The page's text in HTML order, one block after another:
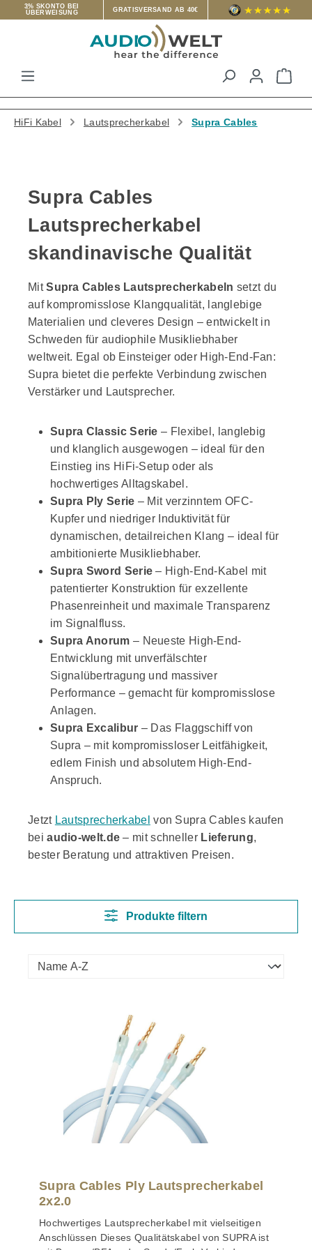
3% SKONTO BEI
ÜBERWEISUNG
GRATISVERSAND AB 40€
HiFi Kabel Lautsprecherkabel Supra Cables
Supra Cables
Lautsprecherkabel
skandinavische Qualität
MitSupra Cables Lautsprecherkabeln setzt du
auf kompromisslose Klangqualität, langlebige
Materialien und cleveres Design – entwickelt in
Schweden für audiophile Musikliebhaber
weltweit. Egal ob Einsteiger oder High-End-Fan:
Supra bietet die perfekte Verbindung zwischen
Verstärker und Lautsprecher.
Supra Classic Serie – Flexibel, langlebig
und klanglich ausgewogen – ideal für den
Einstieg ins HiFi-Setup oder als
hochwertiges Alltagskabel.
Supra Ply Serie – Mit verzinntem OFC-
Kupfer und niedriger Induktivität für
dynamischen, detailreichen Klang – ideal für
ambitionierte Musikliebhaber.
Supra Sword Serie – High-End-Kabel mit
patentierter Konstruktion für exzellente
Phasenreinheit und maximale Transparenz
im Signalfluss.
Supra Anorum – Neueste High-End-
Entwicklung mit unverfälschter
Signalübertragung und massiver
Performance – gemacht für kompromisslose
Anlagen.
Supra Excalibur – Das Flaggschiff von
Supra – mit kompromissloser Leitfähigkeit,
edlem Finish und absolutem High-End-
Anspruch.
Jetzt Lautsprecherkabel von Supra Cables kaufen
beiaudio-welt.de – mit schneller Lieferung,
bester Beratung und attraktiven Preisen.
Produkte filtern
Supra Cables Ply Lautsprecherkabel
2x2.0
Hochwertiges Lautsprecherkabel mit vielseitigen
Anschlüssen Dieses Qualitätskabel von SUPRA ist